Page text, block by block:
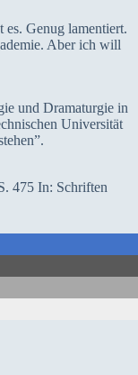
Genug lamentiert.
Aber ich will
und Dramaturgie in
Universität
475 In: Schriften